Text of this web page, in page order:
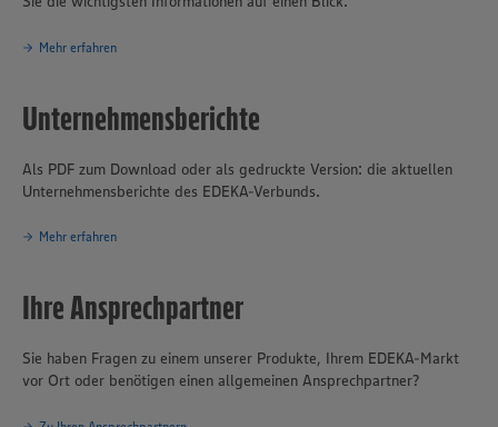
erwirtschaftete 2024 einen Umsatz von rund 6,5 Milliarden Euro.
vertrauen mehr als eine Millionen Kundinnen und Kunden auf die
EDEKA-Frische, auf Qualität und Sortimentsvielfalt.
Mehr erfahren
Unternehmensberichte
Als PDF zum Download oder als gedruckte Version: die aktuellen
Unternehmensberichte des EDEKA-Verbunds.
Mehr erfahren
Ihre Ansprechpartner
Sie haben Fragen zu einem unserer Produkte, Ihrem EDEKA-Markt
vor Ort oder benötigen einen allgemeinen Ansprechpartner?